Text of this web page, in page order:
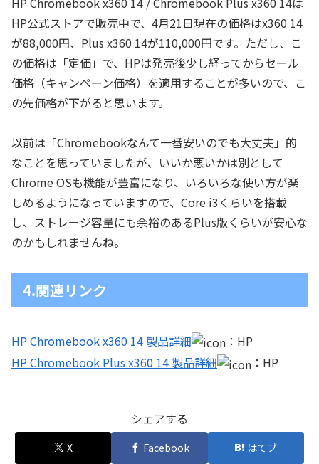
HP公式ストアで販売中で、4月21日現在の価格はx360 14
が88,000円、Plus x360 14が110,000円です。ただし、こ
の価格は「定価」で、HPは発売後少し経ってからセール
価格（キャンペーン価格）を適用することが多いので、こ
の先価格が下がると思います。
以前は「Chromebookなんて一番安いのでも大丈夫」的
なことを思っていましたが、いいか悪いかは別として
Chrome OSも機能が豊富になり、いろいろな使い方が楽
しめるようになっていますので、Core i3くらいを搭載
し、ストレージ容量にも余裕のあるPlus版くらいが安心な
のかもしれませんね。
4.関連リンク
HP Chromebook x360 14 製品詳細
：HP
HP Chromebook Plus x360 14 製品詳細
：HP
シェアする
X Facebook はてブ